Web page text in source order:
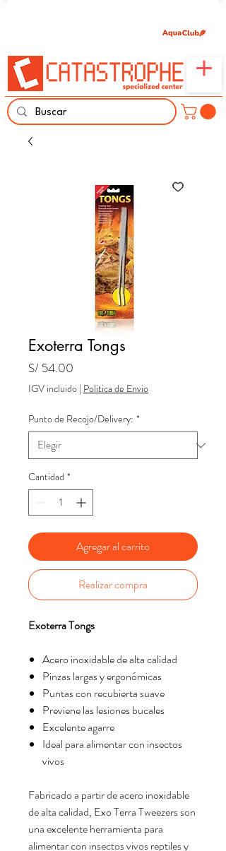
Exoterra Tongs
S/ 54.00
IGV incluido | Politica de Envio
Punto de Recojo/Delivery: *
Cantidad *
Agregar al carrito
Realizar compra
Exoterra Tongs
Acero inoxidable de alta calidad
Pinzas largas y ergonómicas
Puntas con recubierta suave
Previene las lesiones bucales
Excelente agarre
Ideal para alimentar con insectos
vivos
Fabricado a partir de acero inoxidable
de alta calidad, Exo Terra Tweezers son
una excelente herramienta para
alimentar con insectos vivos reptiles y